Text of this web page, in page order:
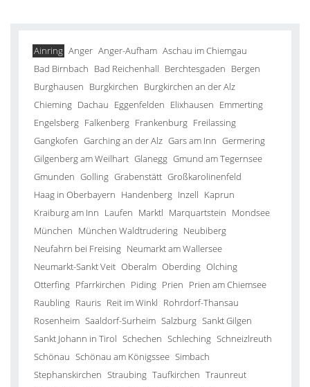
Ainring Anger Anger-Aufham Aschau im Chiemgau
Bad Birnbach Bad Reichenhall Berchtesgaden Bergen
Burghausen Burgkirchen Burgkirchen an der Alz
Chieming Dachau Eggenfelden Elixhausen Emmerting
Engelsberg Falkenberg Frankenburg Freilassing
Gangkofen Garching an der Alz Gars am Inn Germering
Gilgenberg am Weilhart Glanegg Gmund am Tegernsee
Gmunden Golling Grabenstätt Großkarolinenfeld
Haag in Oberbayern Handenberg Inzell Kaprun
Kraiburg am Inn Laufen Marktl Marquartstein Mondsee
München München Waldtrudering Neubiberg
Neufahrn bei Freising Neumarkt am Wallersee
Neumarkt-Sankt Veit Oberalm Oberding Olching
Otterfing Pfarrkirchen Piding Prien Prien am Chiemsee
Raubling Rauris Reit im Winkl Rohrdorf-Thansau
Rosenheim Saaldorf-Surheim Salzburg Sankt Gilgen
Sankt Johann in Tirol Schechen Schleching Schneizlreuth
Schönau Schönau am Königssee Simbach
Stephanskirchen Straubing Taufkirchen Traunreut